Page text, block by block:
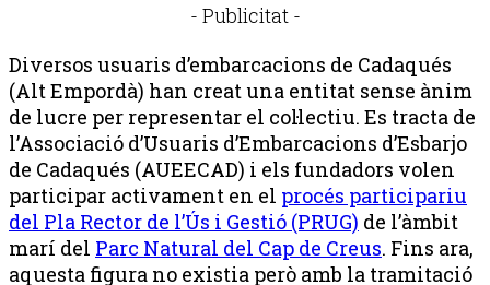
- Publicitat -
Diversos usuaris d’embarcacions de Cadaqués
(Alt Empordà) han creat una entitat sense ànim
de lucre per representar el col·lectiu. Es tracta de
l’Associació d’Usuaris d’Embarcacions d’Esbarjo
de Cadaqués (AUEECAD) i els fundadors volen
participar activament en el procés participariu
del Pla Rector de l’Ús i Gestió (PRUG) de l’àmbit
marí del Parc Natural del Cap de Creus. Fins ara,
aquesta figura no existia però amb la tramitació